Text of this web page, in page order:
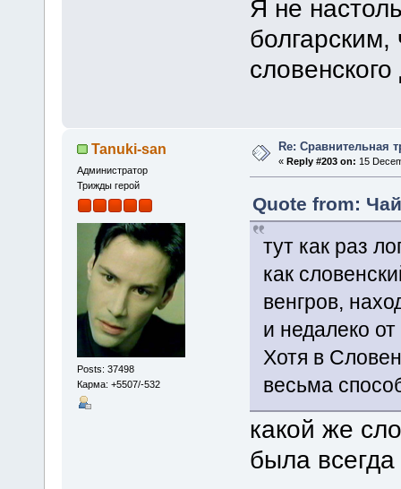
Я не
болгарским,
Tanuki-san
Администратор
Трижды герой
Posts: 37498
Карма: +5507/-532
Re: Сравнительная
« Reply #203 on: 15
Quote from:
тут как раз
как
венгров,
и недалеко
Хотя в
весьма
какой же
была